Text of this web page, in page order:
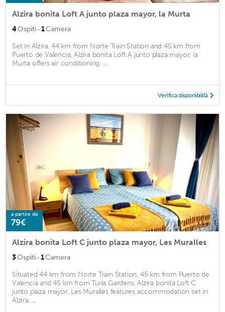
Alzira bonita Loft A junto plaza mayor, la Murta
4Ospiti · 1Camera
Set in Alzira, 44 km from Norte Train Station and 45 km from
Puerto de Valencia, Alzira bonita Loft A junto plaza mayor, la
Murta offers air conditioning. ...
Verifica disponibilità
a partire da
79€
Alzira bonita Loft C junto plaza mayor, Les Muralles
3Ospiti · 1Camera
Situated 44 km from Norte Train Station, 45 km from Puerto de
Valencia and 45 km from Turia Gardens, Alzira bonita Loft C
junto plaza mayor, Les Muralles features accommodation set in
Alzira. ...